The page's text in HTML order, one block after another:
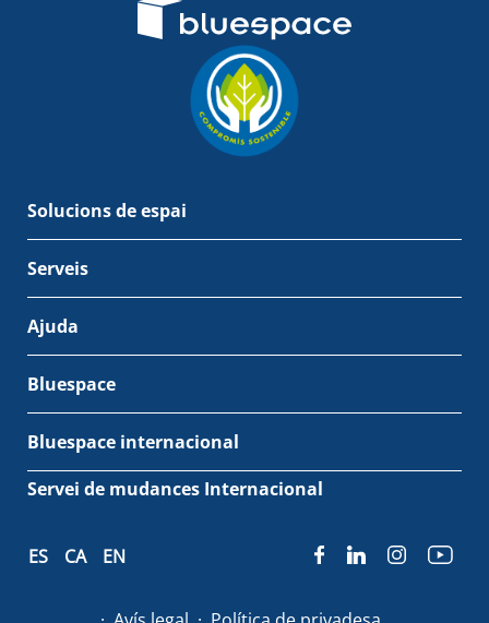
Solucions de espai
Serveis
Ajuda
Bluespace
Bluespace internacional
Servei de mudances Internacional
ES CA EN